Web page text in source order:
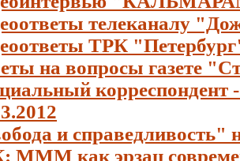
телеканалу
ТРК
на вопросы газете
и справедливость"
МММ как эрзац